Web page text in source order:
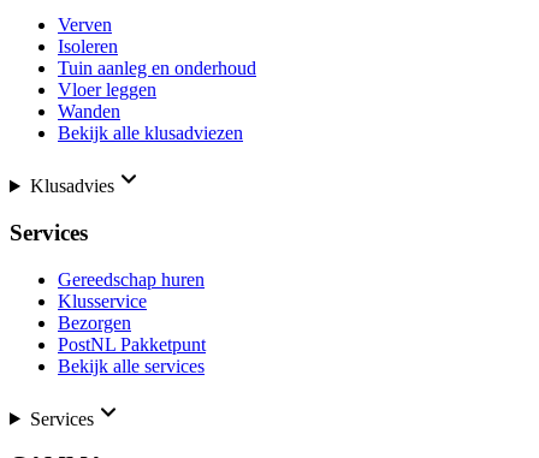
Verven
Isoleren
Tuin aanleg en onderhoud
Vloer leggen
Wanden
Bekijk alle klusadviezen
Klusadvies
Services
Gereedschap huren
Klusservice
Bezorgen
PostNL Pakketpunt
Bekijk alle services
Services